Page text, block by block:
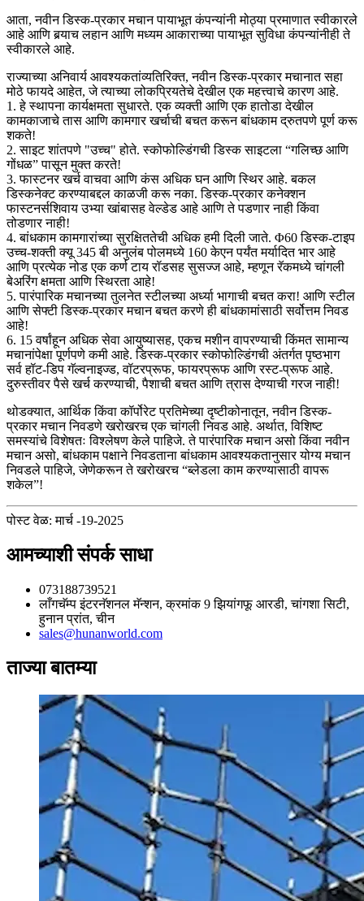
आता, नवीन डिस्क-प्रकार मचान पायाभूत कंपन्यांनी मोठ्या प्रमाणात स्वीकारले
आहे आणि बर्‍याच लहान आणि मध्यम आकाराच्या पायाभूत सुविधा कंपन्यांनीही ते
स्वीकारले आहे.
राज्याच्या अनिवार्य आवश्यकतांव्यतिरिक्त, नवीन डिस्क-प्रकार मचानात सहा
मोठे फायदे आहेत, जे त्याच्या लोकप्रियतेचे देखील एक महत्त्वाचे कारण आहे.
1. हे स्थापना कार्यक्षमता सुधारते. एक व्यक्ती आणि एक हातोडा देखील
कामकाजाचे तास आणि कामगार खर्चाची बचत करून बांधकाम द्रुतपणे पूर्ण करू
शकते!
2. साइट शांतपणे "उच्च" होते. स्कोफोल्डिंगची डिस्क साइटला “गलिच्छ आणि
गोंधळ” पासून मुक्त करते!
3. फास्टनर खर्च वाचवा आणि कंस अधिक घन आणि स्थिर आहे. बकल
डिस्कनेक्ट करण्याबद्दल काळजी करू नका. डिस्क-प्रकार कनेक्शन
फास्टनर्सशिवाय उभ्या खांबासह वेल्डेड आहे आणि ते पडणार नाही किंवा
तोडणार नाही!
4. बांधकाम कामगारांच्या सुरक्षिततेची अधिक हमी दिली जाते. Φ60 डिस्क-टाइप
उच्च-शक्ती क्यू 345 बी अनुलंब पोलमध्ये 160 केएन पर्यंत मर्यादित भार आहे
आणि प्रत्येक नोड एक कर्ण टाय रॉडसह सुसज्ज आहे, म्हणून रॅकमध्ये चांगली
बेअरिंग क्षमता आणि स्थिरता आहे!
5. पारंपारिक मचानच्या तुलनेत स्टीलच्या अर्ध्या भागाची बचत करा! आणि स्टील
आणि सेफ्टी डिस्क-प्रकार मचान बचत करणे ही बांधकामांसाठी सर्वोत्तम निवड
आहे!
6. 15 वर्षांहून अधिक सेवा आयुष्यासह, एकच मशीन वापरण्याची किंमत सामान्य
मचानांपेक्षा पूर्णपणे कमी आहे. डिस्क-प्रकार स्कोफोल्डिंगची अंतर्गत पृष्ठभाग
सर्व हॉट-डिप गॅल्वनाइज्ड, वॉटरप्रूफ, फायरप्रूफ आणि रस्ट-प्रूफ आहे.
दुरुस्तीवर पैसे खर्च करण्याची, पैशाची बचत आणि त्रास देण्याची गरज नाही!
थोडक्यात, आर्थिक किंवा कॉर्पोरेट प्रतिमेच्या दृष्टीकोनातून, नवीन डिस्क-
प्रकार मचान निवडणे खरोखरच एक चांगली निवड आहे. अर्थात, विशिष्ट
समस्यांचे विशेषतः विश्लेषण केले पाहिजे. ते पारंपारिक मचान असो किंवा नवीन
मचान असो, बांधकाम पक्षाने निवडताना बांधकाम आवश्यकतानुसार योग्य मचान
निवडले पाहिजे, जेणेकरून ते खरोखरच “ब्लेडला काम करण्यासाठी वापरू
शकेल”!
पोस्ट वेळ: मार्च -19-2025
आमच्याशी संपर्क साधा
073188739521
लाँगचॅम्प इंटरनॅशनल मॅन्शन, क्रमांक 9 झियांगफू आरडी, चांगशा सिटी,
हुनान प्रांत, चीन
sales@hunanworld.com
ताज्या बातम्या